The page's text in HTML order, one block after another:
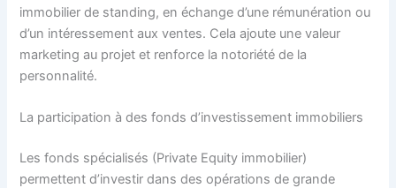
immobilier de standing, en échange d’une rémunération ou
d’un intéressement aux ventes. Cela ajoute une valeur
marketing au projet et renforce la notoriété de la
personnalité.
La participation à des fonds d’investissement immobiliers
Les fonds spécialisés (Private Equity immobilier)
permettent d’investir dans des opérations de grande